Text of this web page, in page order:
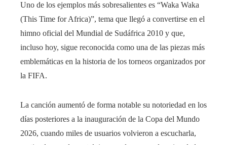
Uno de los ejemplos más sobresalientes es “Waka Waka
(This Time for Africa)”, tema que llegó a convertirse en el
himno oficial del Mundial de Sudáfrica 2010 y que,
incluso hoy, sigue reconocida como una de las piezas más
emblemáticas en la historia de los torneos organizados por
la FIFA.
La canción aumentó de forma notable su notoriedad en los
días posteriores a la inauguración de la Copa del Mundo
2026, cuando miles de usuarios volvieron a escucharla,